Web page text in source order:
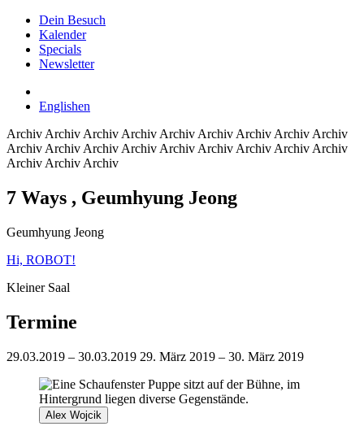
Dein Besuch
Kalender
Specials
Newsletter
Englishen
Archiv Archiv Archiv Archiv Archiv Archiv Archiv Archiv Archiv
Archiv Archiv Archiv Archiv Archiv Archiv Archiv Archiv Archiv
Archiv Archiv Archiv
7 Ways , Geumhyung Jeong
Geumhyung Jeong
Hi, ROBOT!
Kleiner Saal
Termine
29.03.2019 – 30.03.2019 29. März 2019 – 30. März 2019
Alex Wojcik